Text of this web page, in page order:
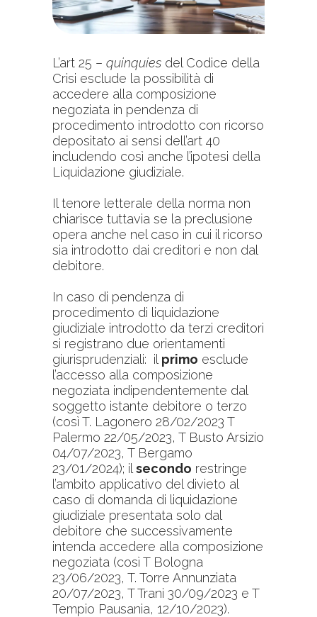
L’art 25 – quinquies del Codice della
Crisi esclude la possibilità di
accedere alla composizione
negoziata in pendenza di
procedimento introdotto con ricorso
depositato ai sensi dell’art 40
includendo così anche l’ipotesi della
Liquidazione giudiziale.
Il tenore letterale della norma non
chiarisce tuttavia se la preclusione
opera anche nel caso in cui il ricorso
sia introdotto dai creditori e non dal
debitore.
In caso di pendenza di
procedimento di liquidazione
giudiziale introdotto da terzi creditori
si registrano due orientamenti
giurisprudenziali: il primo esclude
l’accesso alla composizione
negoziata indipendentemente dal
soggetto istante debitore o terzo
(così T. Lagonero 28/02/2023 T
Palermo 22/05/2023, T Busto Arsizio
04/07/2023, T Bergamo
23/01/2024); il secondo restringe
l’ambito applicativo del divieto al
caso di domanda di liquidazione
giudiziale presentata solo dal
debitore che successivamente
intenda accedere alla composizione
negoziata (così T Bologna
23/06/2023, T. Torre Annunziata
20/07/2023, T Trani 30/09/2023 e T
Tempio Pausania, 12/10/2023).